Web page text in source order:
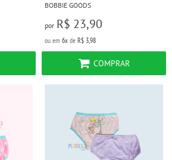
BOBBIE GOODS
por R$ 23,90
ou em 6x de R$ 3,98
COMPRAR